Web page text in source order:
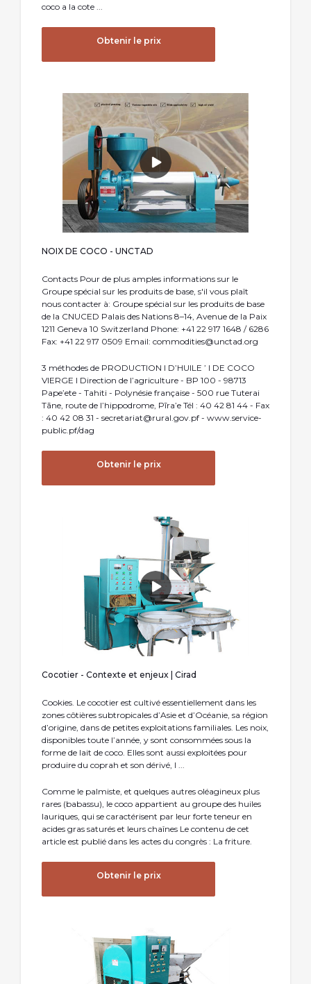
coco a la cote ...
Obtenir le prix
NOIX DE COCO - UNCTAD
Contacts Pour de plus amples informations sur le
Groupe spécial sur les produits de base, s'il vous plaît
nous contacter à: Groupe spécial sur les produits de base
de la CNUCED Palais des Nations 8–14, Avenue de la Paix
1211 Geneva 10 Switzerland Phone: +41 22 917 1648 / 6286
Fax: +41 22 917 0509 Email: commodities@unctad.org
3 méthodes de PRODUCTION I D’HUILE ’ I DE COCO
VIERGE I Direction de l’agriculture - BP 100 - 98713
Pape’ete - Tahiti - Polynésie française - 500 rue Tuterai
Tāne, route de l’hippodrome, Pīra’e Tél : 40 42 81 44 - Fax
: 40 42 08 31 - secretariat@rural.gov.pf - www.service-
public.pf/dag
Obtenir le prix
Cocotier - Contexte et enjeux | Cirad
Cookies. Le cocotier est cultivé essentiellement dans les
zones côtières subtropicales d’Asie et d’Océanie, sa région
d’origine, dans de petites exploitations familiales. Les noix,
disponibles toute l’année, y sont consommées sous la
forme de lait de coco. Elles sont aussi exploitées pour
produire du coprah et son dérivé, l ...
Comme le palmiste, et quelques autres oléagineux plus
rares (babassu), le coco appartient au groupe des huiles
lauriques, qui se caractérisent par leur forte teneur en
acides gras saturés et leurs chaînes Le contenu de cet
article est publié dans les actes du congrès : La friture.
Obtenir le prix